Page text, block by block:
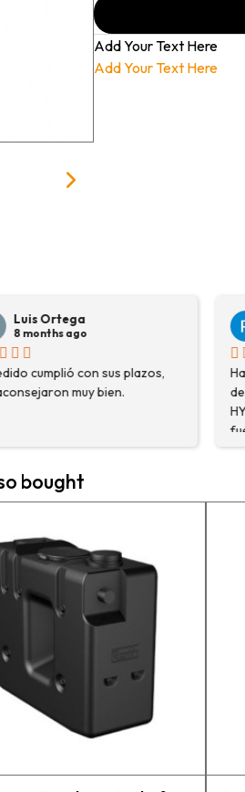
Add Your Text Here
Add Your Text Here
Pepe Suárez
8 months ago
Hace poco compré una
destoconadora de gasolina
HYUNDAI HYTC150-2 en Rexcosur
fue una muy buena experiencia. No
solo me encontré el producto que
asesoraron y explicaron con
detalle para asegurarme de que
adecuada para mi trabajo. Salvador,
la persona con que estuve
contactactanto me explicó todo￼
En general, la recomiendo, he
vuelto a comprar, tengo varios
pedidos en proceso y muy
contento.
bought